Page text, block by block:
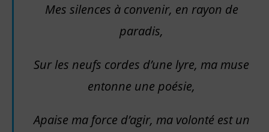
Mes silences à convenir, en rayon de
paradis,
Sur les neufs cordes d’une lyre, ma muse
entonne une poésie,
Apaise ma force d’agir, ma volonté est un